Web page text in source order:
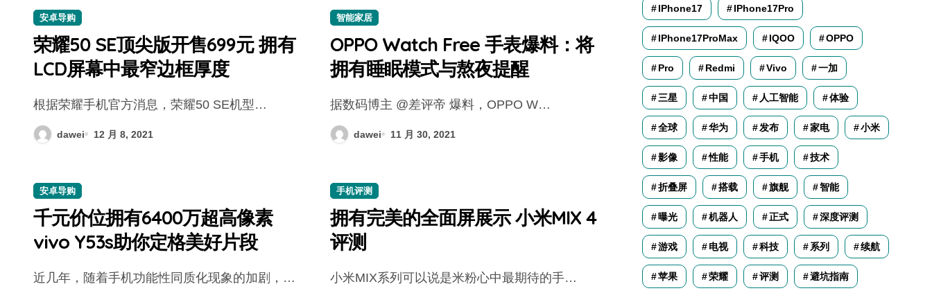
安卓导购
荣耀50 SE顶尖版开售699元 拥有
LCD屏幕中最窄边框厚度
根据荣耀手机官方消息，荣耀50 SE机型…
dawei 12 月 8, 2021
智能家居
OPPO Watch Free 手表爆料：将
拥有睡眠模式与熬夜提醒
据数码博主 @差评帝 爆料，OPPO W…
dawei 11 月 30, 2021
安卓导购
千元价位拥有6400万超高像素
vivo Y53s助你定格美好片段
近几年，随着手机功能性同质化现象的加剧，…
手机评测
拥有完美的全面屏展示 小米MIX 4
评测
小米MIX系列可以说是米粉心中最期待的手…
IPhone17 IPhone17Pro
IPhone17ProMax IQOO OPPO
Pro Redmi Vivo 一加
三星 中国 人工智能 体验
全球 华为 发布 家电 小米
影像 性能 手机 技术
折叠屏 搭载 旗舰 智能
曝光 机器人 正式 深度评测
游戏 电视 科技 系列 续航
苹果 荣耀 评测 避坑指南